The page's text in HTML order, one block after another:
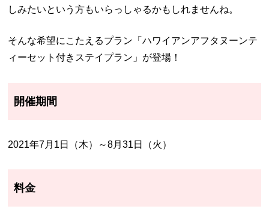
しみたいという方もいらっしゃるかもしれませんね。
そんな希望にこたえるプラン「ハワイアンアフタヌーンテ
ィーセット付きステイプラン」が登場！
開催期間
2021年7月1日（木）～8月31日（火）
料金